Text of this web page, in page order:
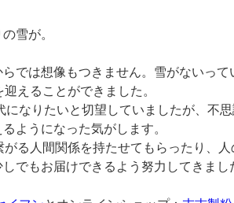
雪が。
では想像もつきません。雪がないって
えることができました。
なりたいと切望していましたが、不
ようになった気がします。
る人間関係を持たせてもらったり、
でもお届けできるよう努力してきま